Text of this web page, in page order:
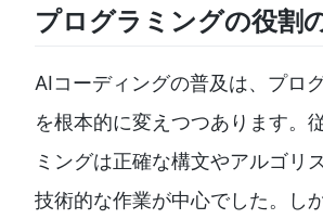
プログラミングの役割
AIコーディングの普及は、プロ
を根本的に変えつつあります。
ミングは正確な構文やアルゴリ
技術的な作業が中心でした。し